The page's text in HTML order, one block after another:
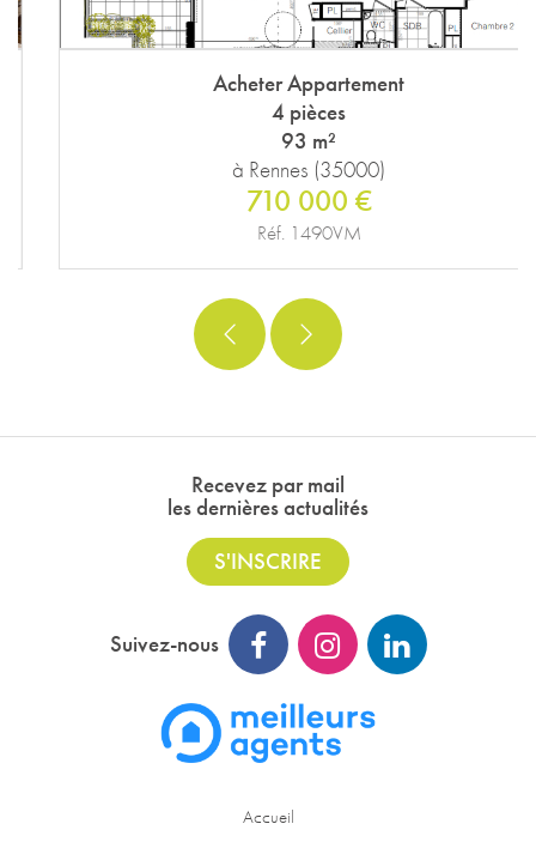
Acheter Appartement
4 pièces
93 m²
à Rennes (35000)
710 000 €
Réf. 1490VM
Recevez par mail
les dernières actualités
S'INSCRIRE
Suivez-nous
Accueil